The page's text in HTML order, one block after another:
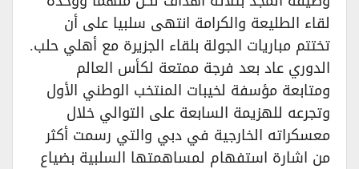
لقاء الطليعة والكرامة انتهى سلبيا على أن
تختتم مباريات الجولة بلقاء الجزيرة مع أهلي حلب.
الدوري عاد بعد فرجة ممتعة لكأس العالم
ومتابعة مؤسفة لخيبات المنتخب الوطني الأول
وتجرعه للهزيمة السابعة على التوالي خلال
معسكراته الخارجية في دبي والتي رسمت أكثر
من اشارة استفهام لمساهمتها السلبية بضياع